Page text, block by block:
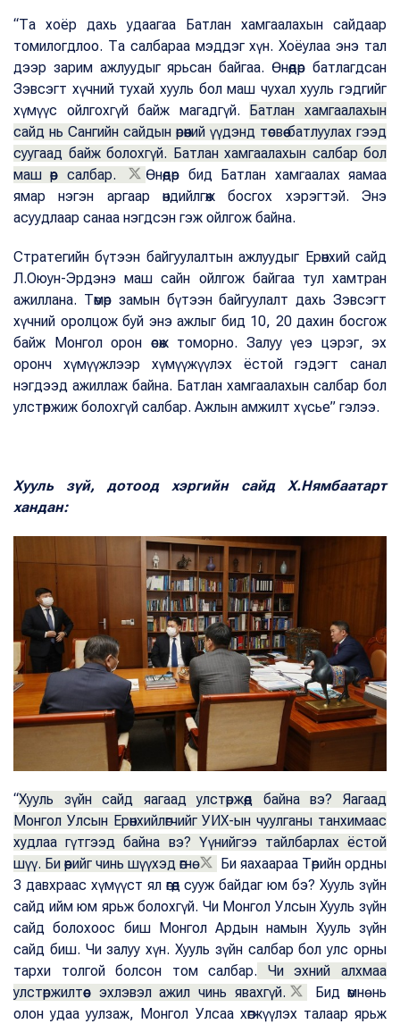
“Та хоёр дахь удаагаа Батлан хамгаалахын сайдаар
томилогдлоо. Та салбараа мэддэг хүн. Хоёулаа энэ тал
дээр зарим ажлуудыг ярьсан байгаа. Өнөөдөр батлагдсан
Зэвсэгт хүчний тухай хууль бол маш чухал хууль гэдгийг
хүмүүс ойлгохгүй байж магадгүй.
Батлан хамгаалахын
сайд нь Сангийн сайдын өрөөний үүдэнд төсвөө батлуулах гээд
суугаад байж болохгүй. Батлан хамгаалахын салбар бол
маш өөр салбар.
Өнөөдөр бид Батлан хамгаалах яамаа
ямар нэгэн аргаар өндийлгөж босгох хэрэгтэй. Энэ
асуудлаар санаа нэгдсэн гэж ойлгож байна.
Стратегийн бүтээн байгуулалтын ажлуудыг Ерөнхий сайд
Л.Оюун-Эрдэнэ маш сайн ойлгож байгаа тул хамтран
ажиллана. Төмөр замын бүтээн байгуулалт дахь Зэвсэгт
хүчний оролцож буй энэ ажлыг бид 10, 20 дахин босгож
байж Монгол орон өсөж томорно. Залуу үеэ цэрэг, эх
оронч хүмүүжлээр хүмүүжүүлэх ёстой гэдэгт санал
нэгдээд ажиллаж байна. Батлан хамгаалахын салбар бол
улстөржиж болохгүй салбар. Ажлын амжилт хүсье” гэлээ.
Хууль зүй, дотоод хэргийн сайд Х.Нямбаатарт
хандан:
“Хууль зүйн сайд яагаад улстөржөөд байна вэ? Яагаад
Монгол Улсын Ерөнхийлөгчийг УИХ-ын чуулганы танхимаас
худлаа гүтгээд байна вэ? Үүнийгээ тайлбарлах ёстой
шүү. Би өөрийг чинь шүүхэд өгнө.
Би яахаараа Төрийн ордны
3 давхраас хүмүүст ял өгөөд сууж байдаг юм бэ? Хууль зүйн
сайд ийм юм ярьж болохгүй. Чи Монгол Улсын Хууль зүйн
сайд болохоос биш Монгол Ардын намын Хууль зүйн
сайд биш. Чи залуу хүн. Хууль зүйн салбар бол улс орны
тархи толгой болсон том салбар. Чи эхний алхмаа
улстөржилтөөс эхлэвэл ажил чинь явахгүй.
Бид өмнө нь
олон удаа уулзаж, Монгол Улсаа хөгжүүлэх талаар ярьж